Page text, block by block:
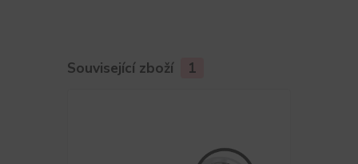
Související zboží 1